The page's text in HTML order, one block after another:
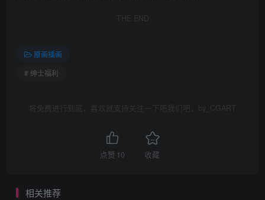
THE END
原画插画
# 绅士福利
将免费进行到底，喜欢就支持关注一下吧我们吧，by_CGART
点赞 10 收藏
相关推荐